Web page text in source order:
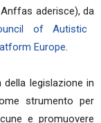
aderisce), da
of Autistic
Europe.
legislazione in
strumento per
e promuovere